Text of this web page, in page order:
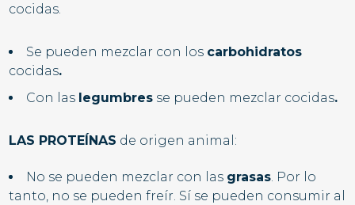
cocidas
Se pueden mezclar con los carbohidratos
cocidas.
Con las legumbres se pueden mezclar cocidas.
LAS PROTEÍNAS de origen animal:
No se pueden mezclar con las grasas . Por lo
tanto, no se pueden freír. Sí se pueden consumir al